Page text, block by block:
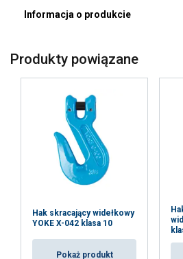
standard:
Klasa:
Produkty powiązane
Hak skracający widełkowy
YOKE X-042 klasa 10
Pokaż produkt